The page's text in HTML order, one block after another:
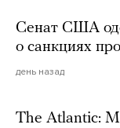
Сенат США
о санкциях
день назад
The Atlantic: